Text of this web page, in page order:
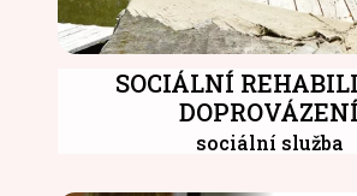
SOCIÁLNÍ
DOPROVÁZENÍ
sociální služba